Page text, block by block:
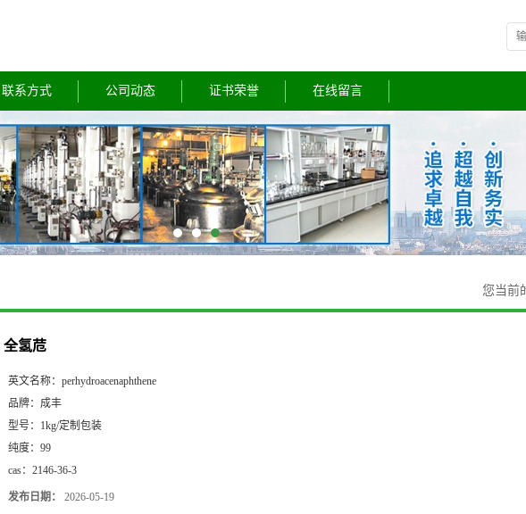
联系方式 公司动态 证书荣誉 在线留言
您当前
全氢苊
英文名称： perhydroacenaphthene
品牌： 成丰
型号： 1kg/定制包装
纯度： 99
cas： 2146-36-3
发布日期： 2026-05-19